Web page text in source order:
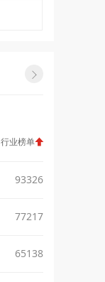

行业榜单
93326
77217
65138